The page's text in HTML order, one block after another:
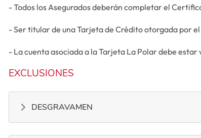
- Todos los Asegurados deberán completar el
- Ser titular de una Tarjeta de Crédito otorgada por
- La cuenta asociada a la Tarjeta La Polar debe
EXCLUSIONES
DESGRAVAMEN